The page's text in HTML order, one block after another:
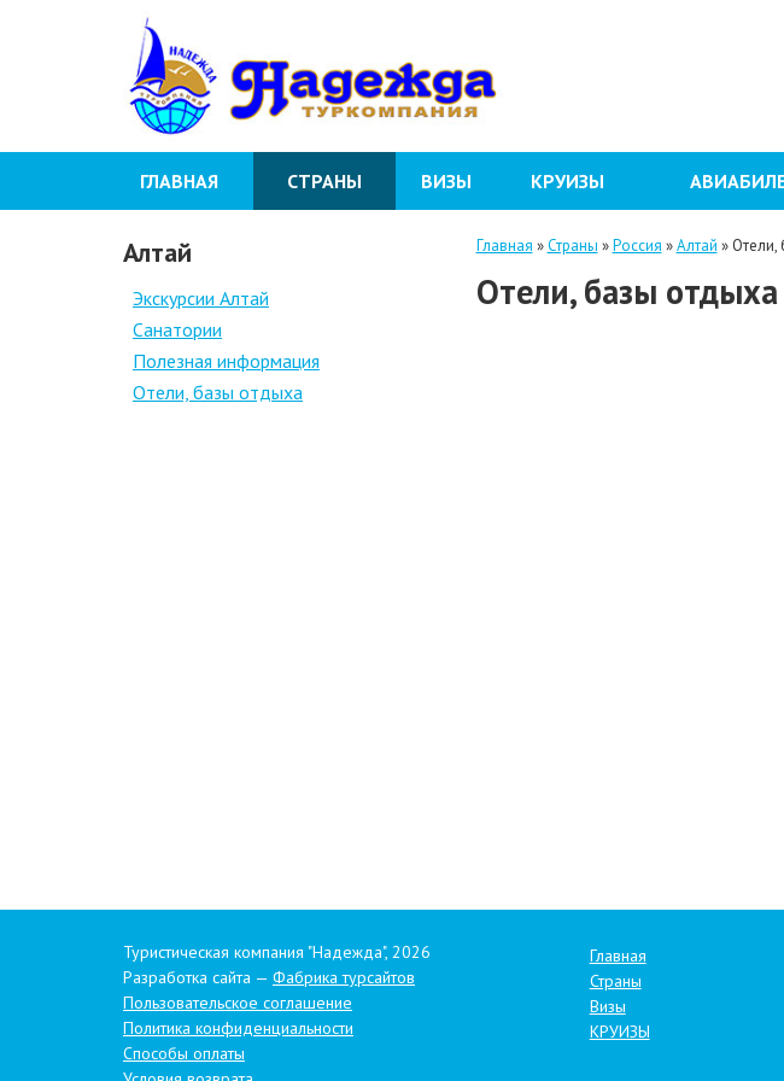
ГЛАВНАЯ СТРАНЫ ВИЗЫ КРУИЗЫ
Алтай
Экскурсии Алтай
Санатории
Полезная информация
Отели, базы отдыха
Главная »Страны »Россия »Алтай »
Отели, базы отдыха
Туристическая компания "Надежда", 2026
Разработка сайта — Фабрика турсайтов
Пользовательское соглашение
Политика конфиденциальности
Способы оплаты
Главная
Страны
Визы
КРУИЗЫ